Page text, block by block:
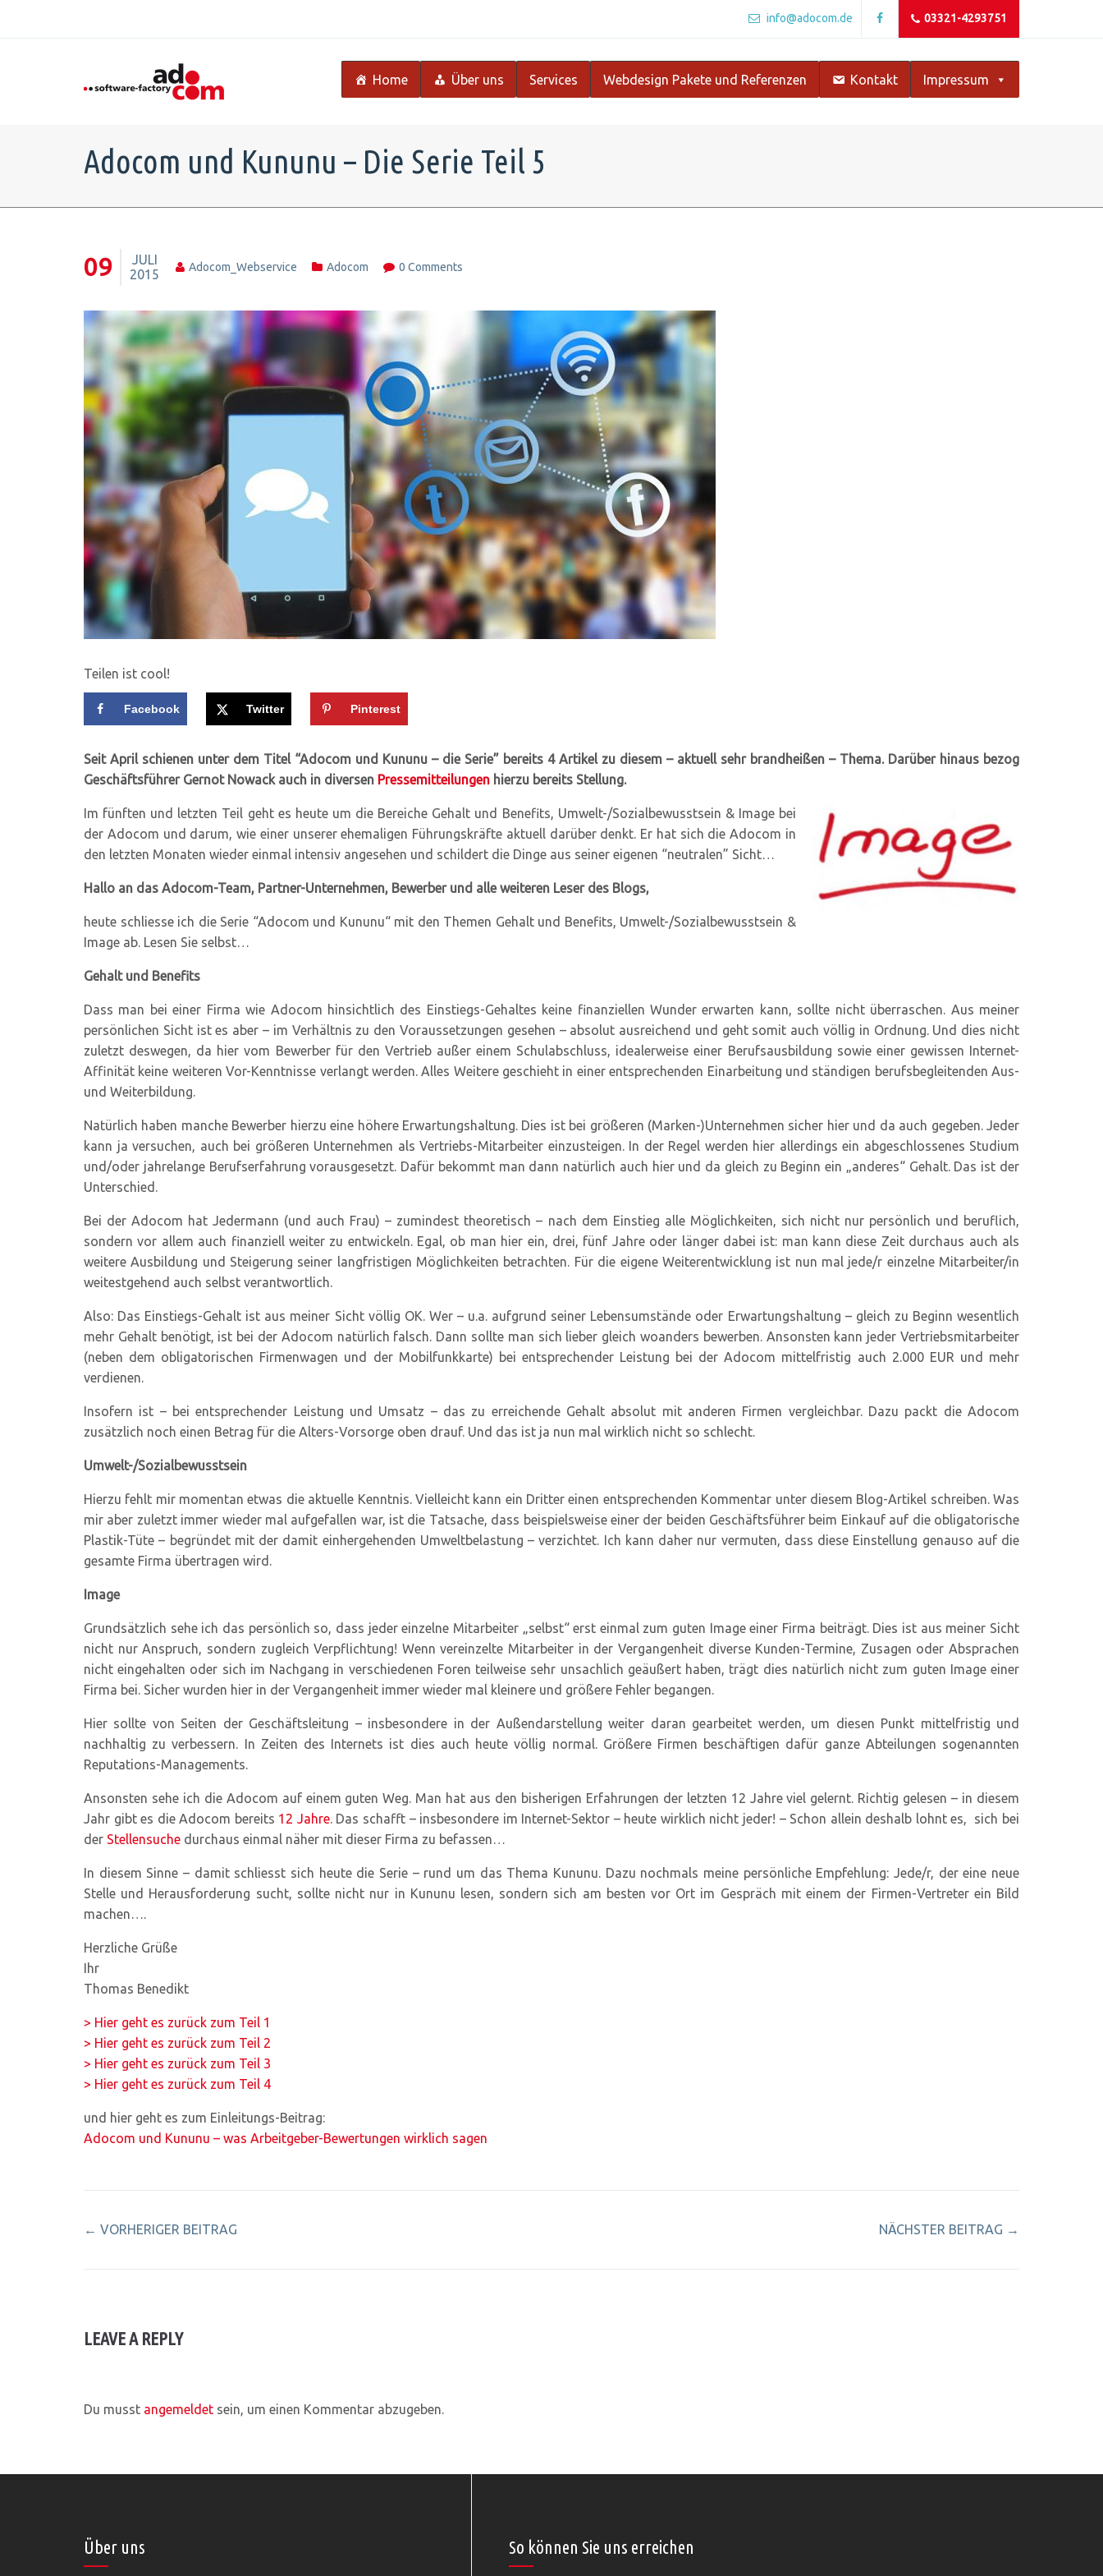
info@adocom.de 03321-4293751
Home Über uns Services Webdesign Pakete und Referenzen Kontakt Impressum
Adocom und Kununu – Die Serie Teil 5
09
JULI
2015
Adocom_Webservice Adocom 0 Comments
Teilen ist cool!
Facebook Twitter Pinterest
Seit April schienen unter dem Titel “Adocom und Kununu – die Serie” bereits 4 Artikel zu diesem – aktuell sehr brandheißen – Thema. Darüber hinaus bezog
Geschäftsführer Gernot Nowack auch in diversen Pressemitteilungen hierzu bereits Stellung.
Im fünften und letzten Teil geht es heute um die Bereiche Gehalt und Benefits, Umwelt-/Sozialbewusstsein & Image bei
der Adocom und darum, wie einer unserer ehemaligen Führungskräfte aktuell darüber denkt. Er hat sich die Adocom in
den letzten Monaten wieder einmal intensiv angesehen und schildert die Dinge aus seiner eigenen “neutralen” Sicht…
Hallo an das Adocom-Team, Partner-Unternehmen, Bewerber und alle weiteren Leser des Blogs,
heute schliesse ich die Serie “Adocom und Kununu“ mit den Themen Gehalt und Benefits, Umwelt-/Sozialbewusstsein &
Image ab. Lesen Sie selbst…
Gehalt und Benefits
Dass man bei einer Firma wie Adocom hinsichtlich des Einstiegs-Gehaltes keine finanziellen Wunder erwarten kann, sollte nicht überraschen. Aus meiner
persönlichen Sicht ist es aber – im Verhältnis zu den Voraussetzungen gesehen – absolut ausreichend und geht somit auch völlig in Ordnung. Und dies nicht
zuletzt deswegen, da hier vom Bewerber für den Vertrieb außer einem Schulabschluss, idealerweise einer Berufsausbildung sowie einer gewissen Internet-
Affinität keine weiteren Vor-Kenntnisse verlangt werden. Alles Weitere geschieht in einer entsprechenden Einarbeitung und ständigen berufsbegleitenden Aus-
und Weiterbildung.
Natürlich haben manche Bewerber hierzu eine höhere Erwartungshaltung. Dies ist bei größeren (Marken-)Unternehmen sicher hier und da auch gegeben. Jeder
kann ja versuchen, auch bei größeren Unternehmen als Vertriebs-Mitarbeiter einzusteigen. In der Regel werden hier allerdings ein abgeschlossenes Studium
und/oder jahrelange Berufserfahrung vorausgesetzt. Dafür bekommt man dann natürlich auch hier und da gleich zu Beginn ein „anderes“ Gehalt. Das ist der
Unterschied.
Bei der Adocom hat Jedermann (und auch Frau) – zumindest theoretisch – nach dem Einstieg alle Möglichkeiten, sich nicht nur persönlich und beruflich,
sondern vor allem auch finanziell weiter zu entwickeln. Egal, ob man hier ein, drei, fünf Jahre oder länger dabei ist: man kann diese Zeit durchaus auch als
weitere Ausbildung und Steigerung seiner langfristigen Möglichkeiten betrachten. Für die eigene Weiterentwicklung ist nun mal jede/r einzelne Mitarbeiter/in
weitestgehend auch selbst verantwortlich.
Also: Das Einstiegs-Gehalt ist aus meiner Sicht völlig OK. Wer – u.a. aufgrund seiner Lebensumstände oder Erwartungshaltung – gleich zu Beginn wesentlich
mehr Gehalt benötigt, ist bei der Adocom natürlich falsch. Dann sollte man sich lieber gleich woanders bewerben. Ansonsten kann jeder Vertriebsmitarbeiter
(neben dem obligatorischen Firmenwagen und der Mobilfunkkarte) bei entsprechender Leistung bei der Adocom mittelfristig auch 2.000 EUR und mehr
verdienen.
Insofern ist – bei entsprechender Leistung und Umsatz – das zu erreichende Gehalt absolut mit anderen Firmen vergleichbar. Dazu packt die Adocom
zusätzlich noch einen Betrag für die Alters-Vorsorge oben drauf. Und das ist ja nun mal wirklich nicht so schlecht.
Umwelt-/Sozialbewusstsein
Hierzu fehlt mir momentan etwas die aktuelle Kenntnis. Vielleicht kann ein Dritter einen entsprechenden Kommentar unter diesem Blog-Artikel schreiben. Was
mir aber zuletzt immer wieder mal aufgefallen war, ist die Tatsache, dass beispielsweise einer der beiden Geschäftsführer beim Einkauf auf die obligatorische
Plastik-Tüte – begründet mit der damit einhergehenden Umweltbelastung – verzichtet. Ich kann daher nur vermuten, dass diese Einstellung genauso auf die
gesamte Firma übertragen wird.
Image
Grundsätzlich sehe ich das persönlich so, dass jeder einzelne Mitarbeiter „selbst“ erst einmal zum guten Image einer Firma beiträgt. Dies ist aus meiner Sicht
nicht nur Anspruch, sondern zugleich Verpflichtung! Wenn vereinzelte Mitarbeiter in der Vergangenheit diverse Kunden-Termine, Zusagen oder Absprachen
nicht eingehalten oder sich im Nachgang in verschiedenen Foren teilweise sehr unsachlich geäußert haben, trägt dies natürlich nicht zum guten Image einer
Firma bei. Sicher wurden hier in der Vergangenheit immer wieder mal kleinere und größere Fehler begangen.
Hier sollte von Seiten der Geschäftsleitung – insbesondere in der Außendarstellung weiter daran gearbeitet werden, um diesen Punkt mittelfristig und
nachhaltig zu verbessern. In Zeiten des Internets ist dies auch heute völlig normal. Größere Firmen beschäftigen dafür ganze Abteilungen sogenannten
Reputations-Managements.
Ansonsten sehe ich die Adocom auf einem guten Weg. Man hat aus den bisherigen Erfahrungen der letzten 12 Jahre viel gelernt. Richtig gelesen – in diesem
Jahr gibt es die Adocom bereits 12 Jahre. Das schafft – insbesondere im Internet-Sektor – heute wirklich nicht jeder! – Schon allein deshalb lohnt es, sich bei
der Stellensuche durchaus einmal näher mit dieser Firma zu befassen…
In diesem Sinne – damit schliesst sich heute die Serie – rund um das Thema Kununu. Dazu nochmals meine persönliche Empfehlung: Jede/r, der eine neue
Stelle und Herausforderung sucht, sollte nicht nur in Kununu lesen, sondern sich am besten vor Ort im Gespräch mit einem der Firmen-Vertreter ein Bild
machen….
Herzliche Grüße
Ihr
Thomas Benedikt
> Hier geht es zurück zum Teil 1
> Hier geht es zurück zum Teil 2
> Hier geht es zurück zum Teil 3
> Hier geht es zurück zum Teil 4
und hier geht es zum Einleitungs-Beitrag:
Adocom und Kununu – was Arbeitgeber-Bewertungen wirklich sagen
← VORHERIGER BEITRAG NÄCHSTER BEITRAG →
LEAVE A REPLY
Du musst angemeldet sein, um einen Kommentar abzugeben.
Über uns So können Sie uns erreichen